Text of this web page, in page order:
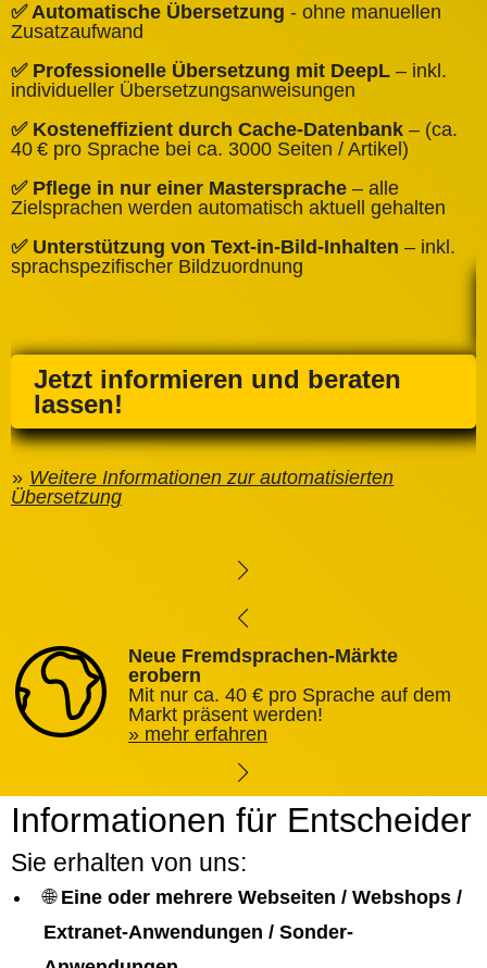
✅ Automatische Übersetzung - ohne manuellen
Zusatzaufwand
✅ Professionelle Übersetzung mit DeepL – inkl.
individueller Übersetzungsanweisungen
✅ Kosteneffizient durch Cache‑Datenbank – (ca.
40 € pro Sprache bei ca. 3000 Seiten / Artikel)
✅ Pflege in nur einer Mastersprache – alle
Zielsprachen werden automatisch aktuell gehalten
✅ Unterstützung von Text‑in‑Bild‑Inhalten – inkl.
sprachspezifischer Bildzuordnung
Jetzt informieren und beraten
lassen!
Weitere Informationen zur automatisierten
Übersetzung
Neue Fremdsprachen-Märkte
erobern
Mit nur ca. 40 € pro Sprache auf dem
Markt präsent werden!
mehr erfahren
Informationen für Entscheider
Sie erhalten von uns:
🌐 Eine oder mehrere Webseiten / Webshops /
Extranet-Anwendungen / Sonder-